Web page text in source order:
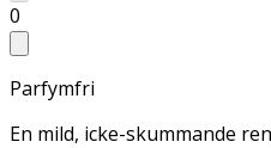
0
Parfymfri
En mild, icke-skummande